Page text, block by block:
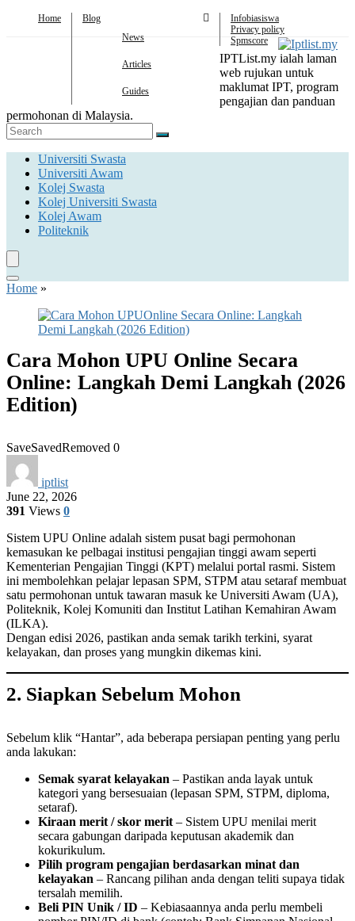
Home
Blog
News
Articles
Guides
Infobiasiswa
Privacy policy
Spmscore
IPTList.my ialah laman
web rujukan untuk
maklumat IPT, program
pengajian dan panduan
permohonan di Malaysia.
Universiti Swasta
Universiti Awam
Kolej Swasta
Kolej Universiti Swasta
Kolej Awam
Politeknik
Home »
Cara Mohon UPU Online Secara
Online: Langkah Demi Langkah (2026
Edition)
SaveSavedRemoved 0
iptlist
June 22, 2026
391 Views 0
Sistem UPU Online adalah sistem pusat bagi permohonan
kemasukan ke pelbagai institusi pengajian tinggi awam seperti
Kementerian Pengajian Tinggi (KPT) melalui portal rasmi. Sistem
ini membolehkan pelajar lepasan SPM, STPM atau setaraf membuat
satu permohonan untuk tawaran masuk ke Universiti Awam (UA),
Politeknik, Kolej Komuniti dan Institut Latihan Kemahiran Awam
(ILKA).
Dengan edisi 2026, pastikan anda semak tarikh terkini, syarat
kelayakan, dan proses yang mungkin dikemas kini.
2. Siapkan Sebelum Mohon
Sebelum klik “Hantar”, ada beberapa persiapan penting yang perlu
anda lakukan:
Semak syarat kelayakan – Pastikan anda layak untuk
kategori yang bersesuaian (lepasan SPM, STPM, diploma,
setaraf).
Kiraan merit / skor merit – Sistem UPU menilai merit
secara gabungan daripada keputusan akademik dan
kokurikulum.
Pilih program pengajian berdasarkan minat dan
kelayakan – Rancang pilihan anda dengan teliti supaya tidak
tersalah memilih.
Beli PIN Unik / ID – Kebiasaannya anda perlu membeli